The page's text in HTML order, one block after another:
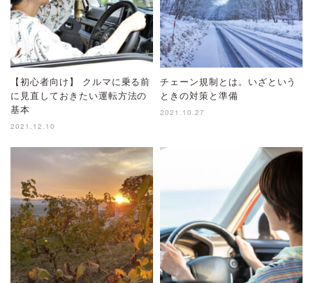
【初心者向け】 クルマに乗る前
に見直しておきたい運転方法の
基本
2021.12.10
チェーン規制とは。いざという
ときの対策と準備
2021.10.27